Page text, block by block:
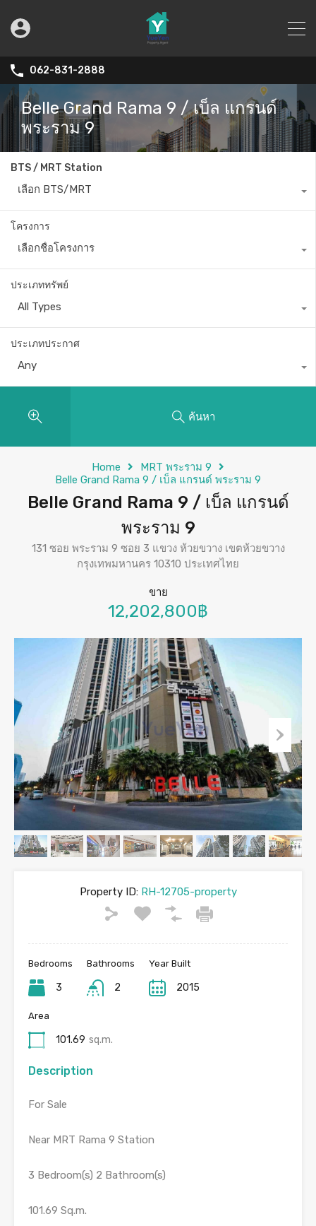
062-831-2888
Belle Grand Rama 9 / เบ็ล แกรนด์
พระราม 9
BTS / MRT Station
เลือก BTS/MRT
โครงการ
เลือกชื่อโครงการ
ประเภททรัพย์
All Types
ประเภทประกาศ
Any
ค้นหา
Home
MRT พระราม 9
Belle Grand Rama 9 / เบ็ล แกรนด์ พระราม 9
Belle Grand Rama 9 / เบ็ล แกรนด์
พระราม 9
131 ซอย พระราม 9 ซอย 3 แขวง ห้วยขวาง เขตห้วยขวาง
กรุงเทพมหานคร 10310 ประเทศไทย
ขาย
12,202,800฿
Property ID:RH-12705-property
Bedrooms
3
Bathrooms
2
Year Built
2015
Area
101.69 sq.m.
Description
For Sale
Near MRT Rama 9 Station
3 Bedroom(s) 2 Bathroom(s)
101.69 Sq.m.